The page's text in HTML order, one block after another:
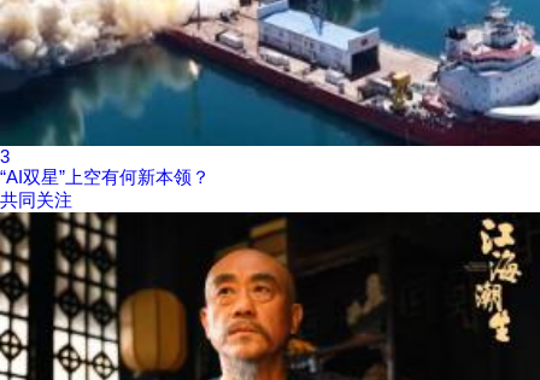
3
“AI双星”上空有何新本领？
共同关注